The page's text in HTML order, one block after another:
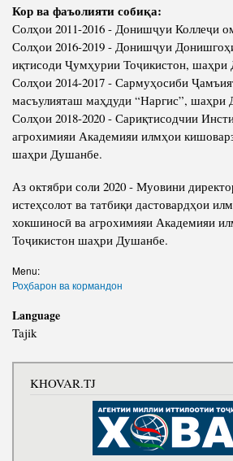
Кор ва фаъолияти собиқа:
Солҳои 2011-2016 - Донишҷуи Коллеҷи
Солҳои 2016-2019 - Донишҷуи
иқтисоди Ҷумҳурии Тоҷикистон, шаҳри
Солҳои 2014-2017 - Сармуҳосиби
масъулияташ маҳдуди “Наргис”, шаҳри
Солҳои 2018-2020 - Сариқтисодчии
агрохимияи Академияи илмҳои
шаҳри Душанбе.
Аз октябри соли 2020 - Муовини
истеҳсолот ва татбиқи дастовардҳои
хокшиносӣ ва агрохимияи Академияи
Тоҷикистон шаҳри Душанбе.
Menu:
Роҳбарон ва кормандон
Language
Tajik
KHOVAR.TJ